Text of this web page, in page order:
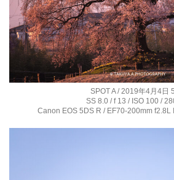
SPOT A / 2019年4月4日
SS 8.0 / f 13 / ISO 100 /
Canon EOS 5DS R / EF70-200mm